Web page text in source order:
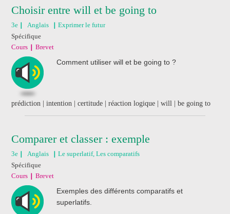
Choisir entre will et be going to
3e Anglais
Exprimer le futur
Spécifique
Cours
Brevet
Comment utiliser will et be going to ?
prédiction | intention | certitude | réaction logique | will | be going to
Comparer et classer : exemple
3e Anglais
Le superlatif, Les comparatifs
Spécifique
Cours
Brevet
Exemples des différents comparatifs et
superlatifs.